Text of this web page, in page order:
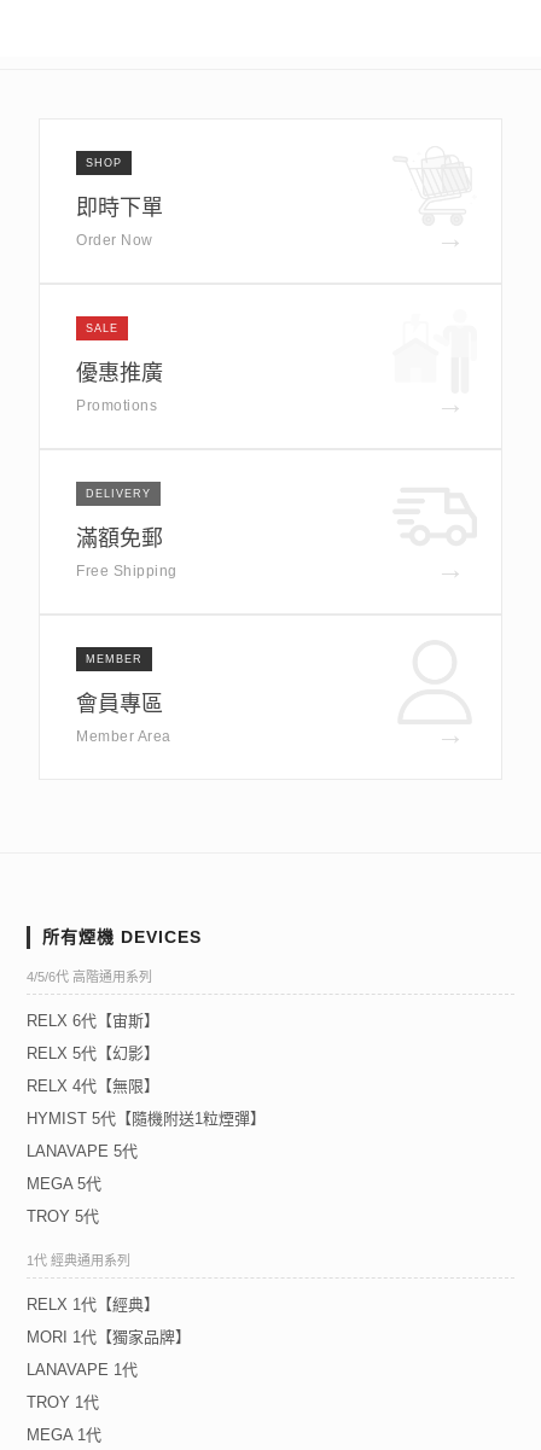
SHOP
即時下單
Order Now →
SALE
優惠推廣
Promotions →
DELIVERY
滿額免郵
Free Shipping →
MEMBER
會員專區
Member Area →
所有煙機 DEVICES
4/5/6代 高階通用系列
RELX 6代【宙斯】
RELX 5代【幻影】
RELX 4代【無限】
HYMIST 5代【隨機附送1粒煙彈】
LANAVAPE 5代
MEGA 5代
TROY 5代
1代 經典通用系列
RELX 1代【經典】
MORI 1代【獨家品牌】
LANAVAPE 1代
TROY 1代
MEGA 1代